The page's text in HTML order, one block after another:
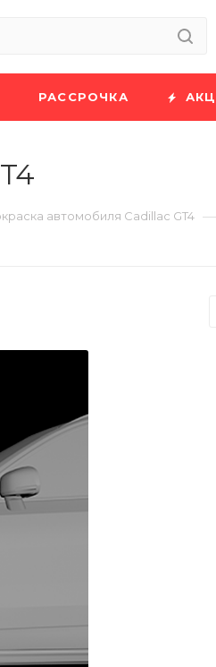
РАССРОЧКА
автомобиля Cadillac GT4 —